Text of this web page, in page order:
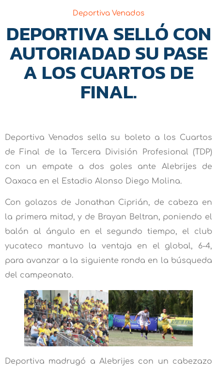
Deportiva Venados
DEPORTIVA SELLÓ CON
AUTORIADAD SU PASE
A LOS CUARTOS DE
FINAL.
Deportiva Venados sella su boleto a los Cuartos
de Final de la Tercera División Profesional (TDP)
con un empate a dos goles ante Alebrijes de
Oaxaca en el Estadio Alonso Diego Molina.
Con golazos de Jonathan Ciprián, de cabeza en
la primera mitad, y de Brayan Beltran, poniendo el
balón al ángulo en el segundo tiempo, el club
yucateco mantuvo la ventaja en el global, 6-4,
para avanzar a la siguiente ronda en la búsqueda
del campeonato.
Deportiva madrugó a Alebrijes con un cabezazo